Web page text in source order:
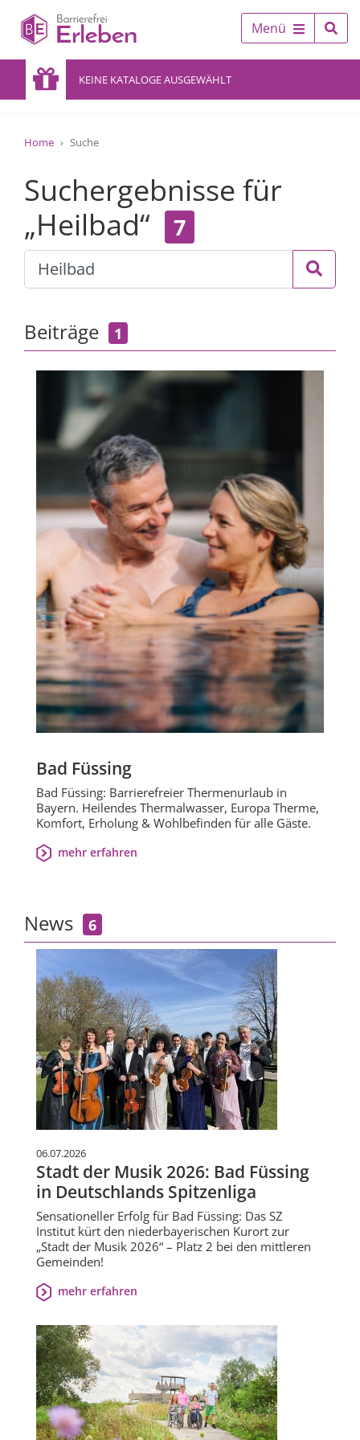
Menü
KEINE KATALOGE AUSGEWÄHLT
Home Suche
Suchergebnisse für
„Heilbad“
7
Beiträge 1
Bad Füssing
Bad Füssing: Barrierefreier Thermenurlaub in
Bayern. Heilendes Thermalwasser, Europa Therme,
Komfort, Erholung & Wohlbefinden für alle Gäste.
mehr erfahren
News 6
06.07.2026
Stadt der Musik 2026: Bad Füssing
in Deutschlands Spitzenliga
Sensationeller Erfolg für Bad Füssing: Das SZ
Institut kürt den niederbayerischen Kurort zur
„Stadt der Musik 2026“ – Platz 2 bei den mittleren
Gemeinden!
mehr erfahren